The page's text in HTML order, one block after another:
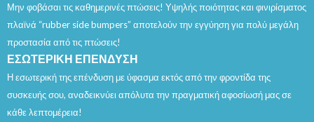
Μην φοβάσαι τις καθημερινές πτώσεις! Υψηλής ποιότητας και φινιρίσματος
πλαϊνά “rubber side bumpers” αποτελούν την εγγύηση για πολύ μεγάλη
προστασία από τις πτώσεις!
ΕΣΩΤΕΡΙΚΗ ΕΠΕΝΔΥΣΗ
Η εσωτερική της επένδυση με ύφασμα εκτός από την φροντίδα της
συσκευής σου, αναδεικνύει απόλυτα την πραγματική αφοσίωσή μας σε
κάθε λεπτομέρεια!